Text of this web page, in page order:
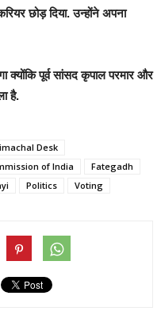
छोड़ दिया. उन्होंने अपना
क्योंकि पूर्व सांसद कृपाल परमार और
है.
Desk
of India
Fategadh
Politics Voting